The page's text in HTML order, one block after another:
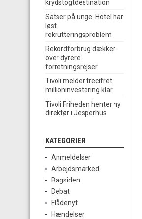
krydstogtdestination
Satser på unge: Hotel har
løst
rekrutteringsproblem
Rekordforbrug dækker
over dyrere
forretningsrejser
Tivoli melder trecifret
millioninvestering klar
Tivoli Friheden henter ny
direktør i Jesperhus
KATEGORIER
Anmeldelser
Arbejdsmarked
Bagsiden
Debat
Flådenyt
Hændelser